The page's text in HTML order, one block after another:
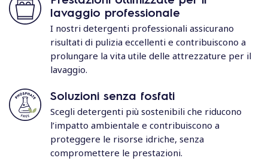
lavaggio professionale
I nostri detergenti professionali assicurano
risultati di pulizia eccellenti e contribuiscono a
prolungare la vita utile delle attrezzature per il
lavaggio.
Soluzioni senza fosfati
Scegli detergenti più sostenibili che riducono
l’impatto ambientale e contribuiscono a
proteggere le risorse idriche, senza
compromettere le prestazioni.